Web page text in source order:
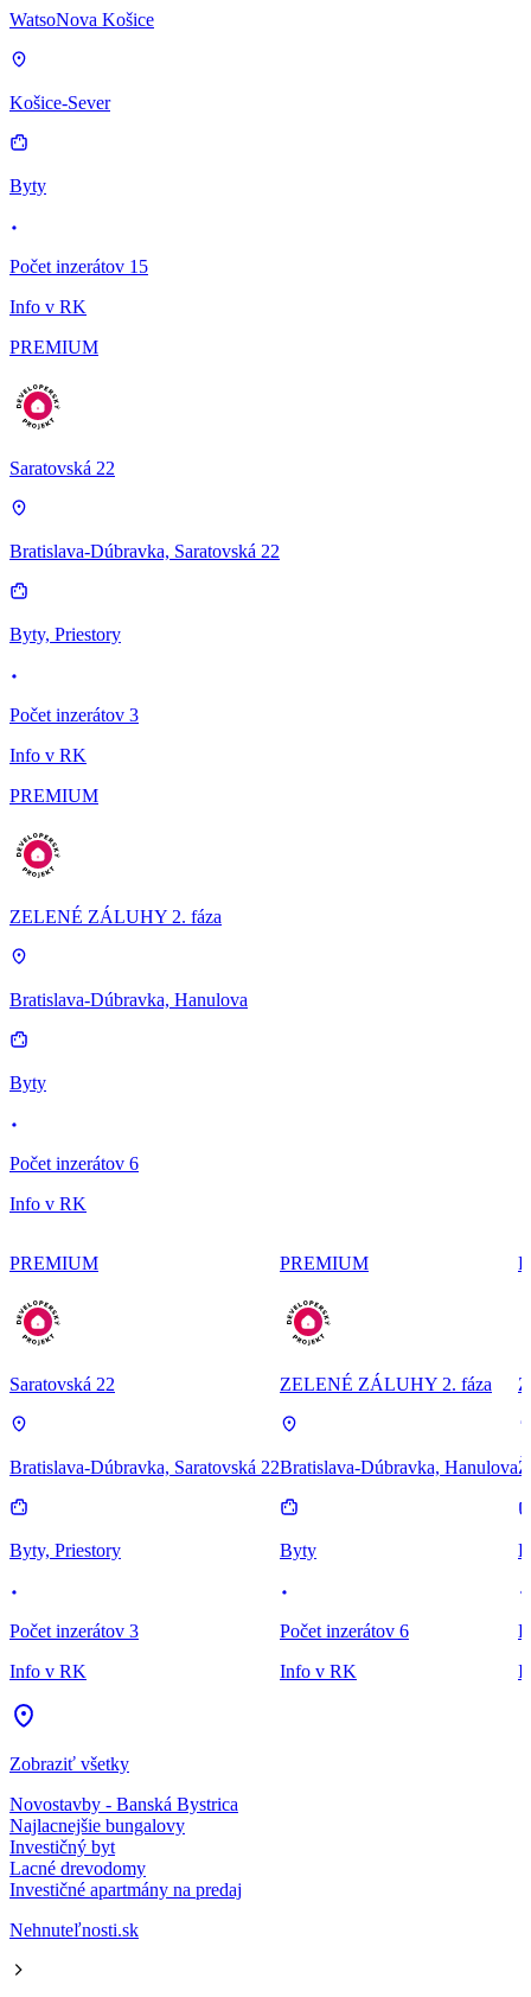
WatsoNova Košice
Košice-Sever
Byty
Počet inzerátov 15
Info v RK
PREMIUM
Saratovská 22
Bratislava-Dúbravka, Saratovská 22
Byty, Priestory
Počet inzerátov 3
Info v RK
PREMIUM
ZELENÉ ZÁLUHY 2. fáza
Bratislava-Dúbravka, Hanulova
Byty
Počet inzerátov 6
Info v RK
PREMIUM
Saratovská 22
Bratislava-Dúbravka, Saratovská 22
Byty, Priestory
Počet inzerátov 3
Info v RK
PREMIUM
ZELENÉ ZÁLUHY 2. fáza
Bratislava-Dúbravka, Hanulova
Byty
Počet inzerátov 6
Info v RK
Zobraziť všetky
Novostavby - Banská Bystrica
Najlacnejšie bungalovy
Investičný byt
Lacné drevodomy
Investičné apartmány na predaj
Nehnuteľnosti.sk